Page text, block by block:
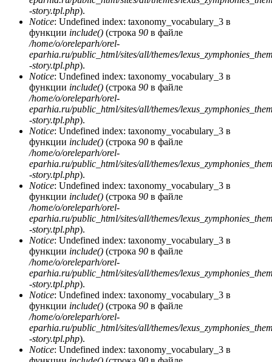
-story.tpl.php).
Notice: Undefined index: taxonomy_vocabulary_3 в
функции include() (строка 90 в файле
/home/o/oreleparh/orel-
eparhia.ru/public_html/sites/all/themes/
-story.tpl.php).
Notice: Undefined index: taxonomy_vocabulary_3 в
функции include() (строка 90 в файле
/home/o/oreleparh/orel-
eparhia.ru/public_html/sites/all/themes/
-story.tpl.php).
Notice: Undefined index: taxonomy_vocabulary_3 в
функции include() (строка 90 в файле
/home/o/oreleparh/orel-
eparhia.ru/public_html/sites/all/themes/
-story.tpl.php).
Notice: Undefined index: taxonomy_vocabulary_3 в
функции include() (строка 90 в файле
/home/o/oreleparh/orel-
eparhia.ru/public_html/sites/all/themes/
-story.tpl.php).
Notice: Undefined index: taxonomy_vocabulary_3 в
функции include() (строка 90 в файле
/home/o/oreleparh/orel-
eparhia.ru/public_html/sites/all/themes/
-story.tpl.php).
Notice: Undefined index: taxonomy_vocabulary_3 в
функции include() (строка 90 в файле
/home/o/oreleparh/orel-
eparhia.ru/public_html/sites/all/themes/
-story.tpl.php).
Notice: Undefined index: taxonomy_vocabulary_3 в